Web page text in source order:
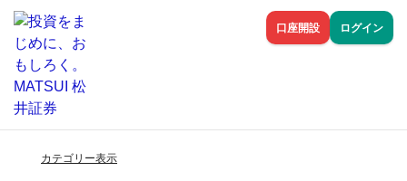
口座開設 ログイン
カテゴリー表示